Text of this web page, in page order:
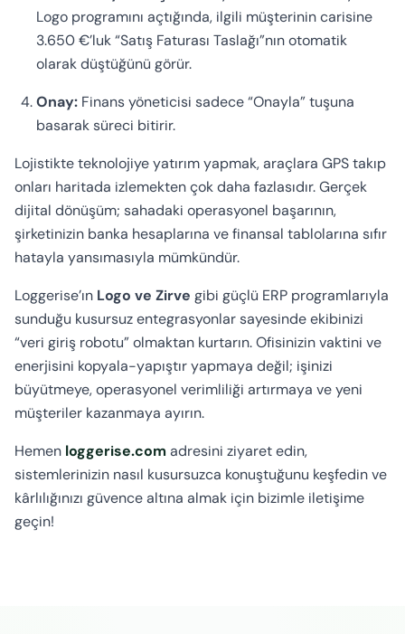
Logo programını açtığında, ilgili müşterinin carisine
3.650 €’luk “Satış Faturası Taslağı”nın otomatik
olarak düştüğünü görür.
Onay: Finans yöneticisi sadece “Onayla” tuşuna
basarak süreci bitirir.
Lojistikte teknolojiye yatırım yapmak, araçlara GPS takıp
onları haritada izlemekten çok daha fazlasıdır. Gerçek
dijital dönüşüm; sahadaki operasyonel başarının,
şirketinizin banka hesaplarına ve finansal tablolarına sıfır
hatayla yansımasıyla mümkündür.
Loggerise’ın Logo ve Zirve gibi güçlü ERP programlarıyla
sunduğu kusursuz entegrasyonlar sayesinde ekibinizi
“veri giriş robotu” olmaktan kurtarın. Ofisinizin vaktini ve
enerjisini kopyala-yapıştır yapmaya değil; işinizi
büyütmeye, operasyonel verimliliği artırmaya ve yeni
müşteriler kazanmaya ayırın.
Hemen loggerise.comadresini ziyaret edin,
sistemlerinizin nasıl kusursuzca konuştuğunu keşfedin ve
kârlılığınızı güvence altına almak için bizimle iletişime
geçin!